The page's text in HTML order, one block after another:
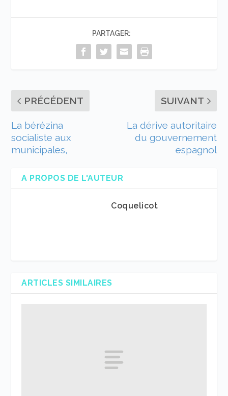
PARTAGER:
PRÉCÉDENT
La bérézina
socialiste aux
municipales,
SUIVANT
La dérive autoritaire
du gouvernement
espagnol
A PROPOS DE L'AUTEUR
Coquelicot
ARTICLES SIMILAIRES